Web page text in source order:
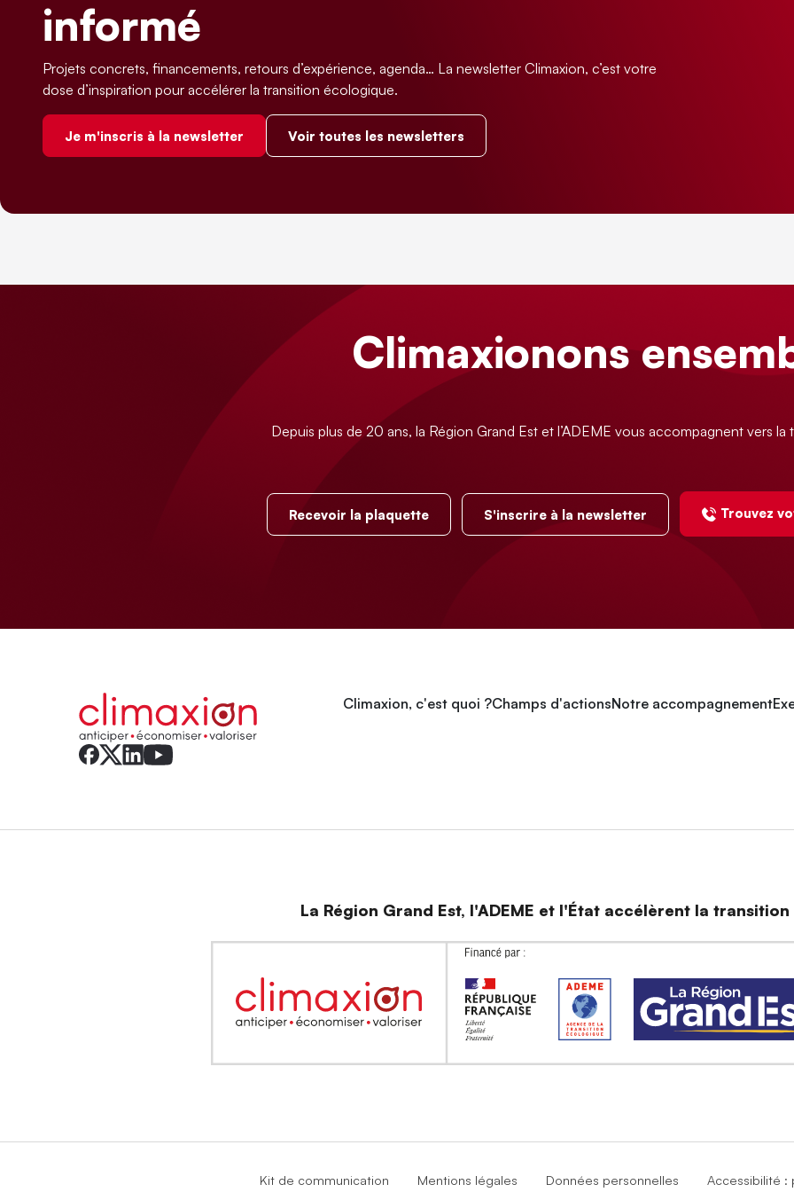
informé
Projets concrets, financements, retours d’expérience, agenda… La newsletter Climaxion, c’est votre
dose d’inspiration pour accélérer la transition écologique.
Je m'inscris à la newsletter Voir toutes les newsletters
Climaxionons
Depuis plus de 20 ans, la Région Grand Est et l’ADEME vous accompagnent vers
Recevoir la plaquette S'inscrire à la newsletter Trouvez
Climaxion, c'est quoi ?Champs d'actionsNotre accompagnement
La Région Grand Est, l'ADEME et l'État accélèrent la
Kit de communication Mentions légales Données personnelles Accessibilité :